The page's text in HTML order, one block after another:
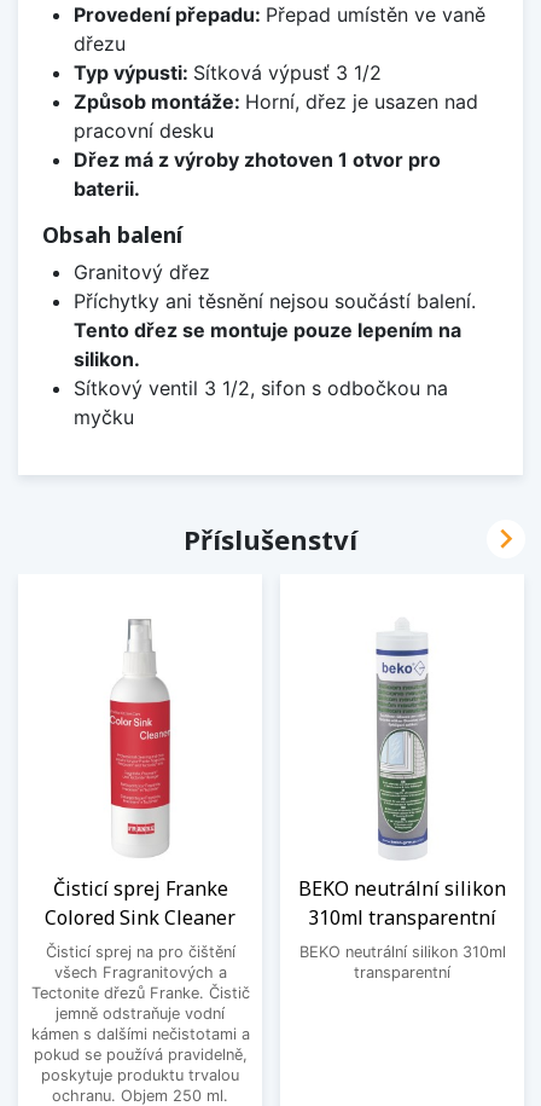
Provedení přepadu: Přepad umístěn ve vaně
dřezu
Typ výpusti: Sítková výpusť 3 1/2
Způsob montáže: Horní, dřez je usazen nad
pracovní desku
Dřez má z výroby zhotoven 1 otvor pro
baterii.
Obsah balení
Granitový dřez
Příchytky ani těsnění nejsou součástí balení.
Tento dřez se montuje pouze lepením na
silikon.
Sítkový ventil 3 1/2, sifon s odbočkou na
myčku
Příslušenství
Čisticí sprej Franke
Colored Sink Cleaner
Čisticí sprej na pro čištění
všech Fragranitových a
Tectonite dřezů Franke. Čistič
jemně odstraňuje vodní
kámen s dalšími nečistotami a
pokud se používá pravidelně,
poskytuje produktu trvalou
ochranu. Objem 250 ml.
BEKO neutrální silikon
310ml transparentní
BEKO neutrální silikon 310ml
transparentní
